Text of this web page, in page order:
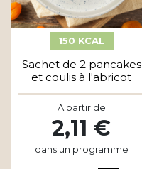
150 KCAL
Sachet de 2 pancakes
et coulis à l'abricot
A partir de
2,11 €
dans un programme